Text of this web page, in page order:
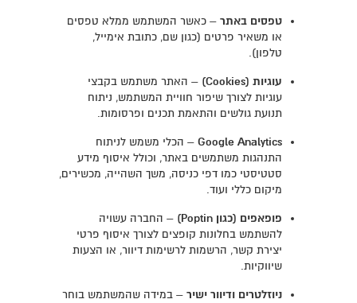
טפסים באתר – כאשר המשתמש ממלא טפסים
או משאיר פרטים (כגון שם, כתובת אימייל,
טלפון).
עוגיות (Cookies)
– האתר משתמש בקבצי
עוגיות לצורך שיפור חוויית המשתמש, ניתוח
תנועת גולשים והתאמת תכנים ופרסומות.
Google Analytics – הכלי משמש לניתוח
התנהגות משתמשים באתר, וכולל איסוף מידע
סטטיסטי כמו דפי כניסה, משך השהייה, מכשירים,
מיקום כללי ועוד.
פופאפים (כגון Poptin)
– החברה עשויה
להשתמש בחלונות קופצים לצורך איסוף פרטי
יצירת קשר, הרשמות לרשימות דיוור, או הצעות
שיווקיות.
ניוזלטרים ודיוור ישיר – במידה שהמשתמש בוחר